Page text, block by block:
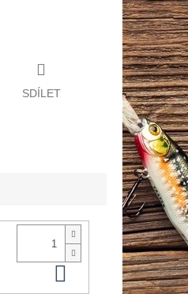
SDÍLET
Do košíku